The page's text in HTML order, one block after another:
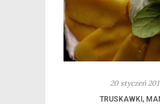
20 styczeń
TRUSKAWKI,